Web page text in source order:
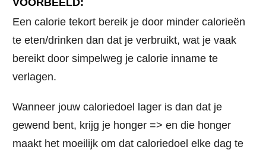
Een calorie tekort bereik je door minder calorieën
te eten/drinken dan dat je verbruikt, wat je vaak
bereikt door simpelweg je calorie inname te
verlagen.
Wanneer jouw caloriedoel lager is dan dat je
gewend bent, krijg je honger => en die honger
maakt het moeilijk om dat caloriedoel elke dag te